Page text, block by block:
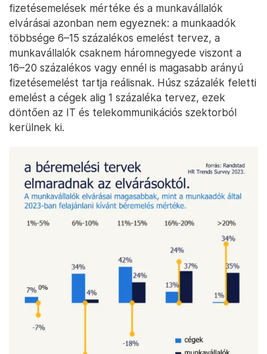
fizetésemelések mértéke és a munkavállalók
elvárásai azonban nem egyeznek: a munkaadók
többsége 6–15 százalékos emelést tervez, a
munkavállalók csaknem háromnegyede viszont a
16–20 százalékos vagy ennél is magasabb arányú
fizetésemelést tartja reálisnak. Húsz százalék feletti
emelést a cégek alig 1 százaléka tervez, ezek
döntően az IT és telekommunikációs szektorból
kerülnek ki.